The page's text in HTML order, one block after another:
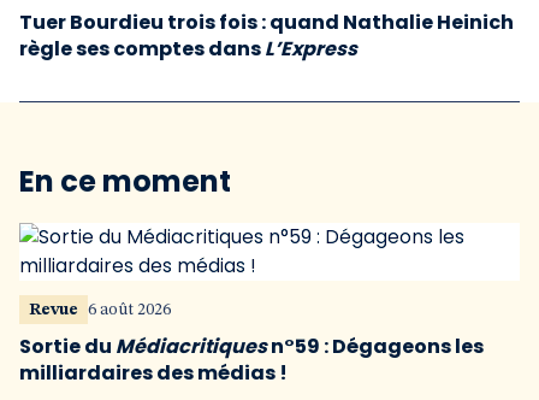
Tuer Bourdieu trois fois : quand Nathalie Heinich
règle ses comptes dansL’Express
En ce moment
Revue 6 août 2026
Sortie du Médiacritiquesn°59 : Dégageons les
milliardaires des médias !